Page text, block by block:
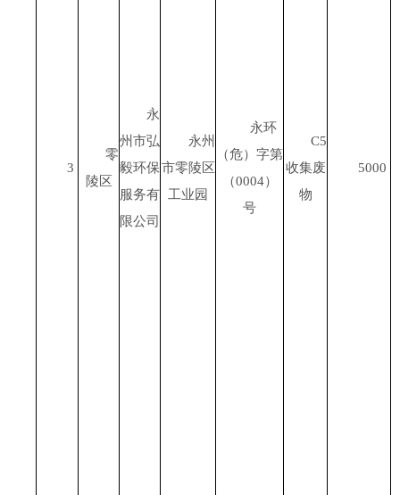
3
零
陵区
永
州市弘
毅环保
服务有
限公司
永州
市零陵区
工业园
永环
（危）字第
（0004）
号
C5
收集废
物
5000